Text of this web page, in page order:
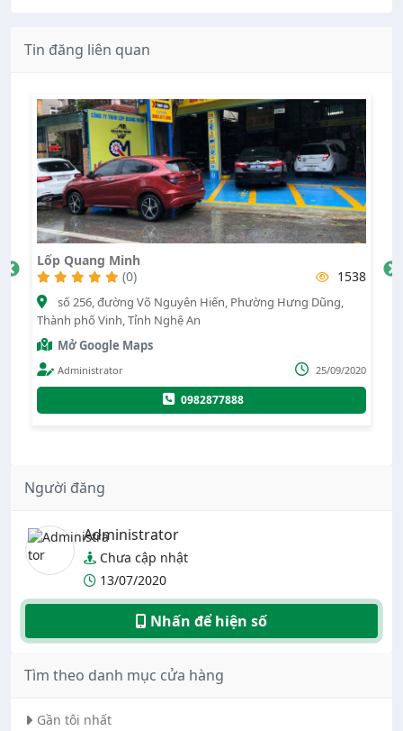
Tin đăng liên quan
Lốp Quang Minh
(0)
1538
số 256, đường Võ Nguyên Hiến, Phường Hưng Dũng,
Thành phố Vinh, Tỉnh Nghệ An
Mở Google Maps
Administrator 25/09/2020
0982877888
Người đăng
Administrator
Chưa cập nhật
13/07/2020
Nhấn để hiện số
Tìm theo danh mục cửa hàng
Gần tôi nhất